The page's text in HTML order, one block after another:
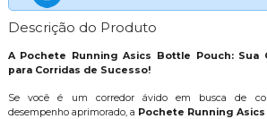
Descrição do Produto
A Pochete Running Asics Bottle Pouch: Sua
para Corridas de Sucesso!
Se você é um corredor ávido em busca de
desempenho aprimorado, a Pochete Running